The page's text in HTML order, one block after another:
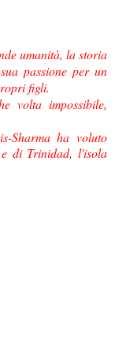
umanità, la storia
passione per un
figli.
volta impossibile,
Sharma ha voluto
di Trinidad, l'isola